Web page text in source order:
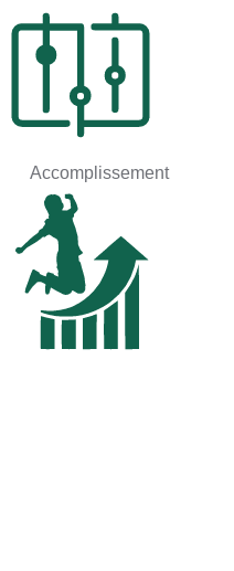
Accomplissement